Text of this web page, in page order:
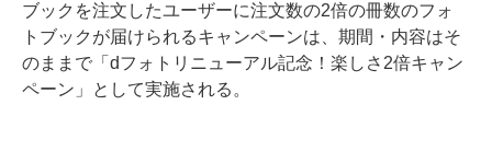
ブックを注文したユーザーに注文数の2倍の冊数のフォ
トブックが届けられるキャンペーンは、期間・内容はそ
のままで「dフォトリニューアル記念！楽しさ2倍キャン
ペーン」として実施される。